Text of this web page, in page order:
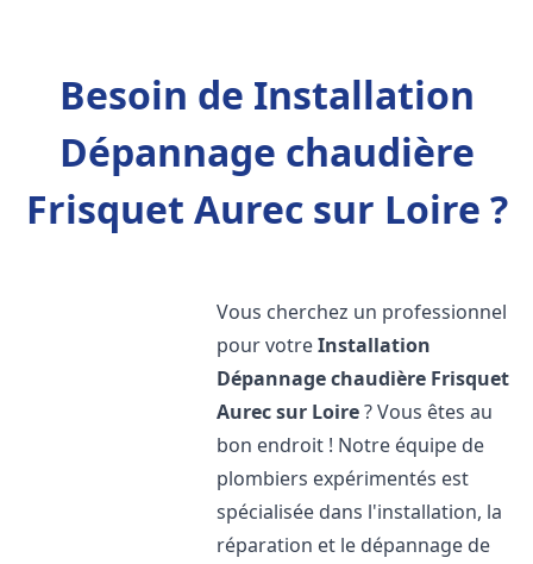
Besoin de Installation
Dépannage chaudière
Frisquet Aurec sur Loire ?
Vous cherchez un professionnel
pour votreInstallation
Dépannage chaudière Frisquet
Aurec sur Loire? Vous êtes au
bon endroit ! Notre équipe de
plombiers expérimentés est
spécialisée dans l'installation, la
réparation et le dépannage de